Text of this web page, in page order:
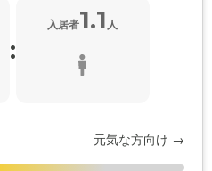
:
入居者1.1 人
元気な方向け →